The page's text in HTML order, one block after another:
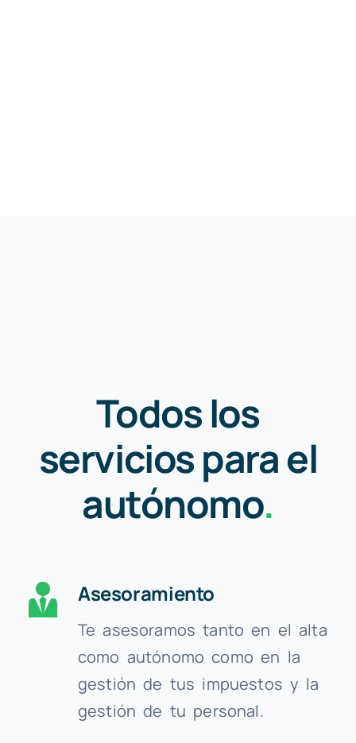
Todos los
servicios para el
autónomo.
Asesoramiento
Te asesoramos tanto en el alta
como autónomo como en la
gestión de tus impuestos y la
gestión de tu personal.